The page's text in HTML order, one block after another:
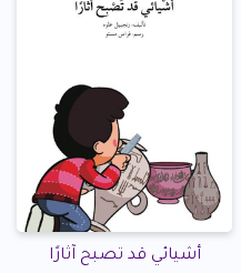
أشيائي قد تصبح آثارًا